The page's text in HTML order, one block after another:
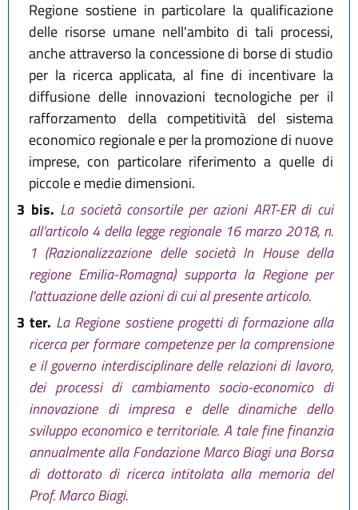
Regione sostiene in particolare la qualificazione
delle risorse umane nell'ambito di tali processi,
anche attraverso la concessione di borse di studio
per la ricerca applicata, al fine di incentivare la
diffusione delle innovazioni tecnologiche per il
rafforzamento della competitività del sistema
economico regionale e per la promozione di nuove
imprese, con particolare riferimento a quelle di
piccole e medie dimensioni.
3 bis. La società consortile per azioni ART-ER di cui
all’articolo 4 della legge regionale 16 marzo 2018, n.
1 (Razionalizzazione delle società In House della
regione Emilia-Romagna) supporta la Regione per
l'attuazione delle azioni di cui al presente articolo.
3 ter. La Regione sostiene progetti di formazione alla
ricerca per formare competenze per la comprensione
e il governo interdisciplinare delle relazioni di lavoro,
dei processi di cambiamento socio-economico di
innovazione di impresa e delle dinamiche dello
sviluppo economico e territoriale. A tale fine finanzia
annualmente alla Fondazione Marco Biagi una Borsa
di dottorato di ricerca intitolata alla memoria del
Prof. Marco Biagi.